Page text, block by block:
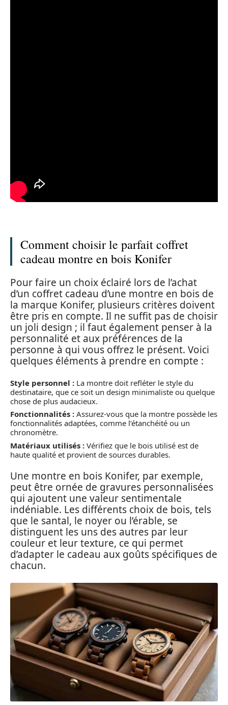
Comment choisir le parfait coffret
cadeau montre en bois Konifer
Pour faire un choix éclairé lors de l’achat
d’un coffret cadeau d’une montre en bois de
la marque Konifer, plusieurs critères doivent
être pris en compte. Il ne suffit pas de choisir
un joli design ; il faut également penser à la
personnalité et aux préférences de la
personne à qui vous offrez le présent. Voici
quelques éléments à prendre en compte :
Style personnel : La montre doit refléter le style du
destinataire, que ce soit un design minimaliste ou quelque
chose de plus audacieux.
Fonctionnalités : Assurez-vous que la montre possède les
fonctionnalités adaptées, comme l’étanchéité ou un
chronomètre.
Matériaux utilisés : Vérifiez que le bois utilisé est de
haute qualité et provient de sources durables.
Une montre en bois Konifer, par exemple,
peut être ornée de gravures personnalisées
qui ajoutent une valeur sentimentale
indéniable. Les différents choix de bois, tels
que le santal, le noyer ou l’érable, se
distinguent les uns des autres par leur
couleur et leur texture, ce qui permet
d’adapter le cadeau aux goûts spécifiques de
chacun.